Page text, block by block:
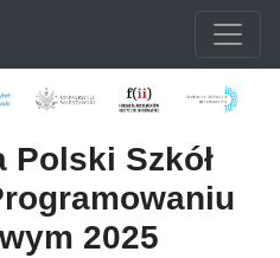
Polski Szkół
2025